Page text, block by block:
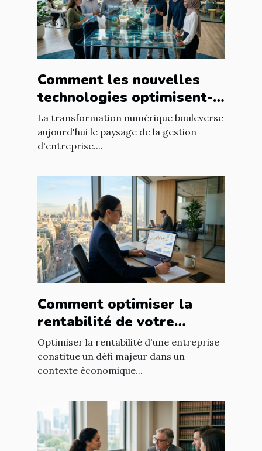
Comment les nouvelles
technologies optimisent-
elles la gestion
d'entreprise ?
La transformation numérique bouleverse
aujourd'hui le paysage de la gestion
d'entreprise....
Comment optimiser la
rentabilité de votre
entreprise avec des
stratégies efficaces ?
Optimiser la rentabilité d'une entreprise
constitue un défi majeur dans un
contexte économique...